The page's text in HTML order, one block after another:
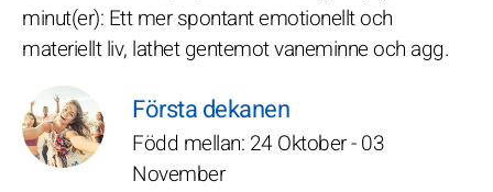
minut(er): Ett mer spontant emotionellt och
materiellt liv, lathet gentemot vaneminne och agg.
Första dekanen
Född mellan: 24 Oktober - 03
November